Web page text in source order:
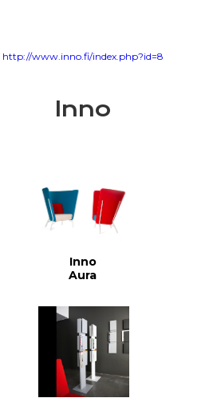
http://www.inno.fi/index.php?id=8
Inno
Inno
Aura